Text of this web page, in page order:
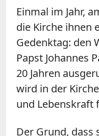
Einmal im Jahr,
die Kirche ihnen
Gedenktag: den
Papst Johannes
20 Jahren
wird in der
und Lebenskraft
Der Grund, dass